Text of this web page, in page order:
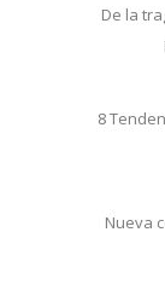
De la
8
Nueva